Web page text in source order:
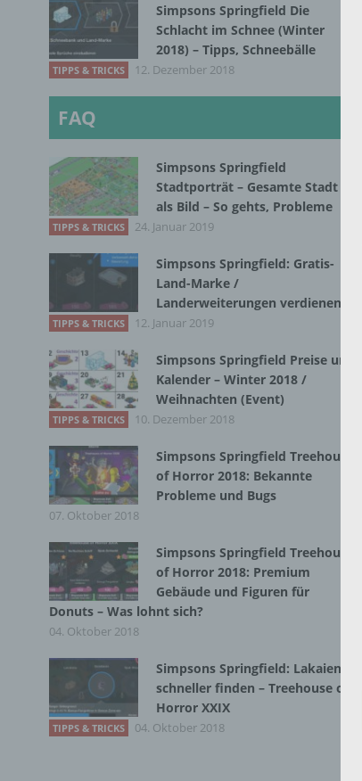
Simpsons Springfield Die
Schlacht im Schnee (Winter
2018) – Tipps, Schneebälle
TIPPS & TRICKS 12. Dezember 2018
FAQ
Simpsons Springfield
Stadtporträt – Gesamte Stadt
als Bild – So gehts, Probleme
TIPPS & TRICKS 24. Januar 2019
Simpsons Springfield: Gratis-
Land-Marke /
Landerweiterungen verdienen
TIPPS & TRICKS 12. Januar 2019
Simpsons Springfield Preise und
Kalender – Winter 2018 /
Weihnachten (Event)
TIPPS & TRICKS 10. Dezember 2018
Simpsons Springfield Treehouse
of Horror 2018: Bekannte
Probleme und Bugs
07. Oktober 2018
Simpsons Springfield Treehouse
of Horror 2018: Premium
Gebäude und Figuren für
Donuts – Was lohnt sich?
04. Oktober 2018
Simpsons Springfield: Lakaien
schneller finden – Treehouse of
Horror XXIX
TIPPS & TRICKS 04. Oktober 2018